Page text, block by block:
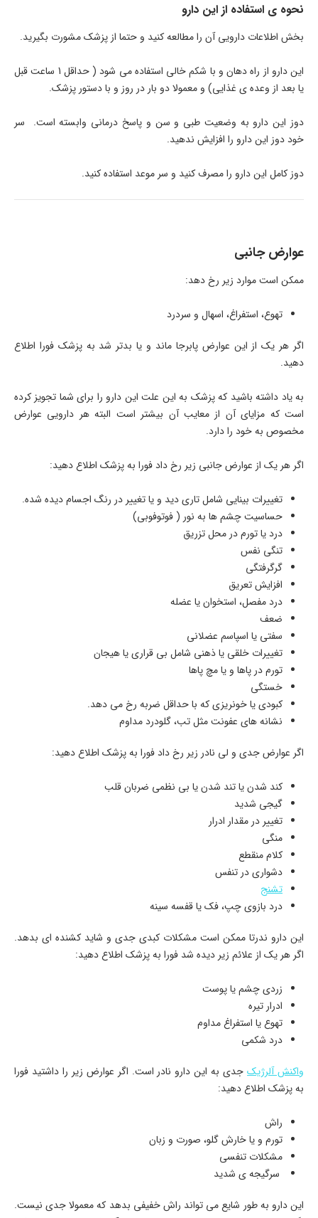
نحوه ی استفاده از این دارو
بخش اطلاعات دارویی آن را مطالعه کنید و حتما از پزشک مشورت بگیرید.
این دارو از راه دهان و با شکم خالی استفاده می شود ( حداقل 1 ساعت قبل
یا بعد از وعده ی غذایی) و معمولا دو بار در روز و با دستور پزشک.
دوز این دارو به وضعیت طبی و سن و پاسخ درمانی وابسته است. سر
خود دوز این دارو را افزایش ندهید.
دوز کامل این دارو را مصرف کنید و سر موعد استفاده کنید.
عوارض جانبی
ممکن است موارد زیر رخ دهد:
تهوع، استفراغ، اسهال و سردرد
اگر هر یک از این عوارض پابرجا ماند و یا بدتر شد به پزشک فورا اطلاع
دهید.
به یاد داشته باشید که پزشک به این علت این دارو را برای شما تجویز کرده
است که مزایای آن از معایب آن بیشتر است البته هر دارویی عوارض
مخصوص به خود را دارد.
اگر هر یک از عوارض جانبی زیر رخ داد فورا به پزشک اطلاع دهید:
تغییرات بینایی شامل تاری دید و یا تغییر در رنگ اجسام دیده شده.
حساسیت چشم ها به نور ( فوتوفوبی)
درد یا تورم در محل تزریق
تنگی نفس
گرگرفتگی
افزایش تعریق
درد مفصل، استخوان یا عضله
ضعف
سفتی یا اسپاسم عضلانی
تغییرات خلقی یا ذهنی شامل بی قراری یا هیجان
تورم در پاها و یا مچ پاها
خستگی
کبودی یا خونریزی که با حداقل ضربه رخ می دهد.
نشانه های عفونت مثل تب، گلودرد مداوم
اگر عوارض جدی و لی نادر زیر رخ داد فورا به پزشک اطلاع دهید:
کند شدن یا تند شدن یا بی نظمی ضربان قلب
گیجی شدید
تغییر در مقدار ادرار
منگی
کلام منقطع
دشواری در تنفس
تشنج
درد بازوی چپ، فک یا قفسه سینه
این دارو ندرتا ممکن است مشکلات کبدی جدی و شاید کشنده ای بدهد.
اگر هر یک از علائم زیر دیده شد فورا به پزشک اطلاع دهید:
زردی چشم یا پوست
ادرار تیره
تهوع یا استفراغ مداوم
درد شکمی
واکنش آلرژیکجدی به این دارو نادر است. اگر عوارض زیر را داشتید فورا
به پزشک اطلاع دهید:
راش
تورم و یا خارش گلو، صورت و زبان
مشکلات تنفسی
سرگیجه ی شدید
این دارو به طور شایع می تواند راش خفیفی بدهد که معمولا جدی نیست.